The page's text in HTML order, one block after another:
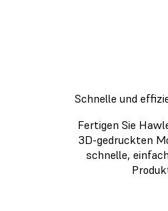
Schnelle und
Fertigen Sie
3D-gedruckten
schnelle,